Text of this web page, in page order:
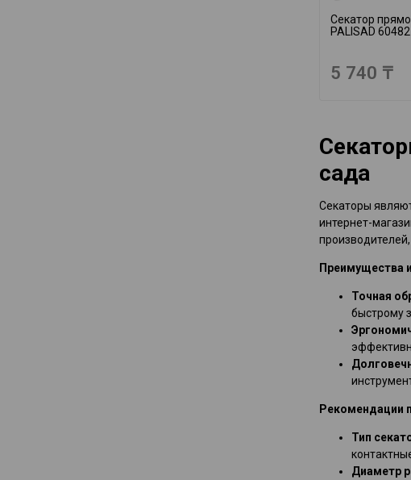
Секатор
PALISAD 60482
5 740 ₸
сада
Секаторы
интернет-
производителей,
Преимущества
Точная
быстрому
Рекомендации
Тип
Диаметр